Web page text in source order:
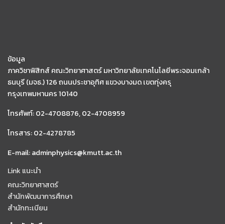
ข้อมูล
ภาควิชาฟิสิกส์ คณะวิทยาศาสตร์ มหาวิทยาลัยเทคโนโลยีพระจอมเกล้า
ธนบุรี (มจธ.) 126 ถนนประชาอุทิศ แขวงบางมด เขตทุ่งครุ
กรุงเทพมหานคร 10140
โทรศัพท์: 02-4708876, 02-4708959
โทรสาร: 02-4278785
E-mail: adminphysics@kmutt.ac.th
Link แนะนำ
คณะวิทยาศาสตร์
สำนักพัฒนาการศึกษา
สำนักทะเบียน